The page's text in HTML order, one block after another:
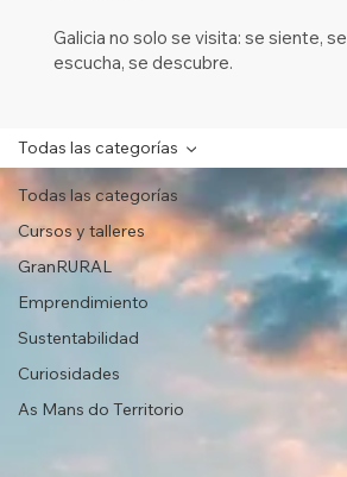
Galicia no solo se visita: se siente, se
escucha, se descubre.
Todas las categorías
Cursos y talleres
GranRURAL
Emprendimiento
Sustentabilidad
Curiosidades
As Mans do Territorio
Todas las categorías